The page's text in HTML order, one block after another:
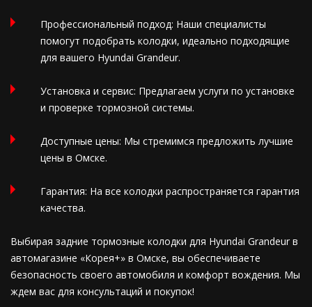
Профессиональный подход: Наши специалисты
помогут подобрать колодки, идеально подходящие
для вашего Hyundai Grandeur.
Установка и сервис: Предлагаем услуги по установке
и проверке тормозной системы.
Доступные цены: Мы стремимся предложить лучшие
цены в Омске.
Гарантия: На все колодки распространяется гарантия
качества.
Выбирая задние тормозные колодки для Hyundai Grandeur в
автомагазине «Корея+» в Омске, вы обеспечиваете
безопасность своего автомобиля и комфорт вождения. Мы
ждем вас для консультаций и покупок!